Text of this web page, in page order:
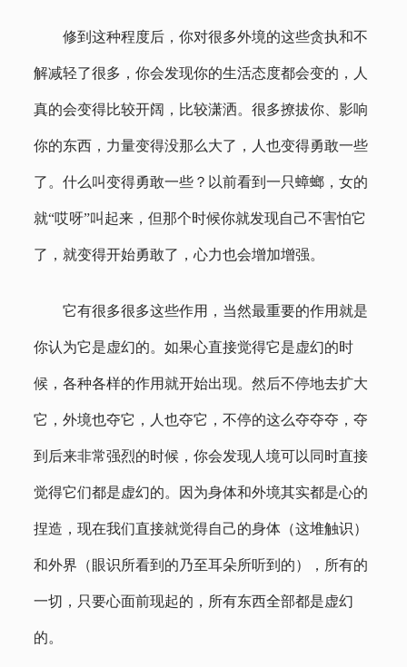
修到这种程度后，你对很多外境的这些贪执和不
解减轻了很多，你会发现你的生活态度都会变的，人
真的会变得比较开阔，比较潇洒。很多撩拔你、影响
你的东西，力量变得没那么大了，人也变得勇敢一些
了。什么叫变得勇敢一些？以前看到一只蟑螂，女的
就“哎呀”叫起来，但那个时候你就发现自己不害怕它
了，就变得开始勇敢了，心力也会增加增强。
它有很多很多这些作用，当然最重要的作用就是
你认为它是虚幻的。如果心直接觉得它是虚幻的时
候，各种各样的作用就开始出现。然后不停地去扩大
它，外境也夺它，人也夺它，不停的这么夺夺夺，夺
到后来非常强烈的时候，你会发现人境可以同时直接
觉得它们都是虚幻的。因为身体和外境其实都是心的
捏造，现在我们直接就觉得自己的身体（这堆触识）
和外界（眼识所看到的乃至耳朵所听到的），所有的
一切，只要心面前现起的，所有东西全部都是虚幻
的。